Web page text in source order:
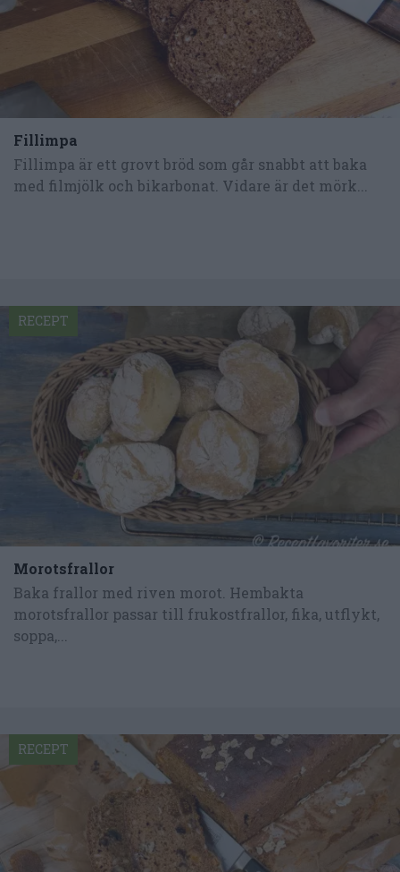
Fillimpa
Fillimpa är ett grovt bröd som går snabbt att baka
med filmjölk och bikarbonat. Vidare är det mörk...
Morotsfrallor
Baka frallor med riven morot. Hembakta
morotsfrallor passar till frukostfrallor, fika, utflykt,
soppa,...
RECEPT
RECEPT